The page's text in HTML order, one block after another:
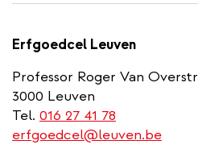
Erfgoedcel Leuven
Professor Roger Van
3000 Leuven
Tel. 016 27 41 78
erfgoedcel@leuven.be